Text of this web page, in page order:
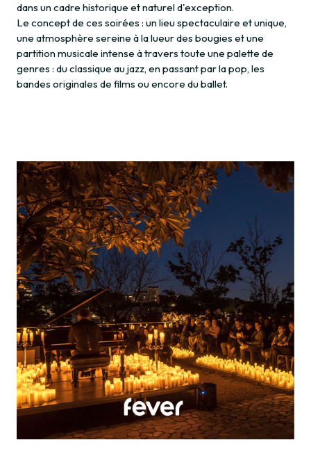
dans un cadre historique et naturel d'exception.
Le concept de ces soirées : un lieu spectaculaire et unique,
une atmosphère sereine à la lueur des bougies et une
partition musicale intense à travers toute une palette de
genres : du classique au jazz, en passant par la pop, les
bandes originales de films ou encore du ballet.